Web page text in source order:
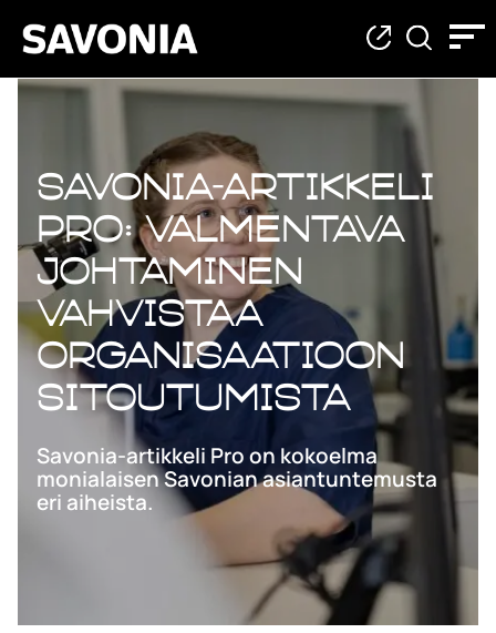
Savonia-artikkeli
Pro: Valmentava
johtaminen
vahvistaa
organisaatioon
sitoutumista
Savonia-artikkeli Pro on kokoelma
monialaisen Savonian asiantuntemusta
eri aiheista.